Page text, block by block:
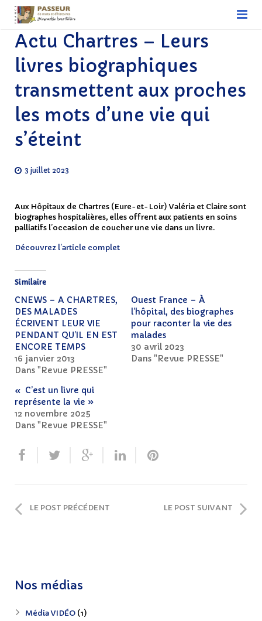
ACCUEIL
Biographie hospitalière
Devenir biographe hospitalier
Association nationale
Associations régionales
Découvrir notre actualité – L’actualité des
Nous soutenir
Contact
Actu Chartres – Leurs
livres biographiques
transmettent aux proches
les mots d’une vie qui
s’éteint
3 juillet 2023
Aux Hôpitaux de Chartres (Eure-et-Loir) Valéria et Claire sont
biographes hospitalières, elles offrent aux patients en soins
palliatifs l’occasion de coucher une vie dans un livre.
Découvrez l’article complet
Similaire
CNEWS – A CHARTRES,
DES MALADES
ÉCRIVENT LEUR VIE
PENDANT QU’IL EN EST
ENCORE TEMPS
16 janvier 2013
Dans "Revue PRESSE"
Ouest France – À
l’hôpital, des biographes
pour raconter la vie des
malades
30 avril 2023
Dans "Revue PRESSE"
« C’est un livre qui
représente la vie »
12 novembre 2025
Dans "Revue PRESSE"
LE POST PRÉCÉDENT LE POST SUIVANT
Nos médias
Média VIDÉO (1)